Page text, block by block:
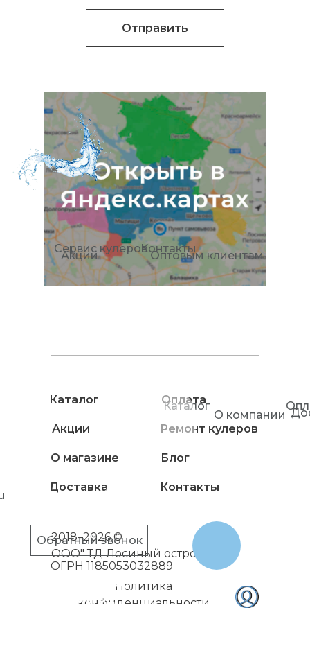
Отправить
2018–2026 ©
ООО" ТД Лосиный остров"
ОГРН 1185053032889
Каталог
Акции
О магазине
Доставка
Оплата
Ремонт кулеров
Блог
Политика
конфиденциальности
Контакты
Каталог
О компании
Сервис кулеров
Акции
Обратный звонок
Контакты
Оптовым клиентам